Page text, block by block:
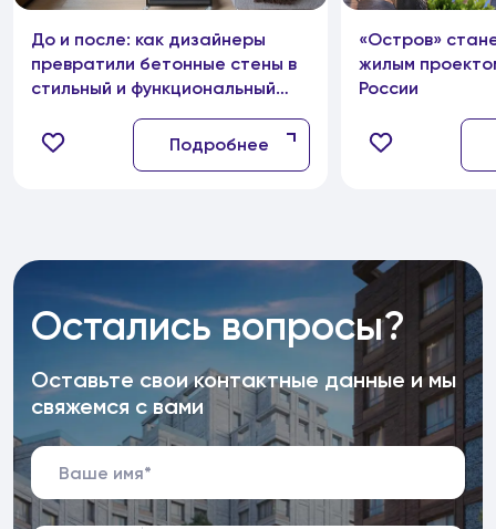
До и после: как дизайнеры
превратили бетонные стены в
стильный и функциональный
Подробнее
«Остров»
жилым
России
Остались вопросы?
Оставьте свои контактные данные и мы
свяжемся с вами